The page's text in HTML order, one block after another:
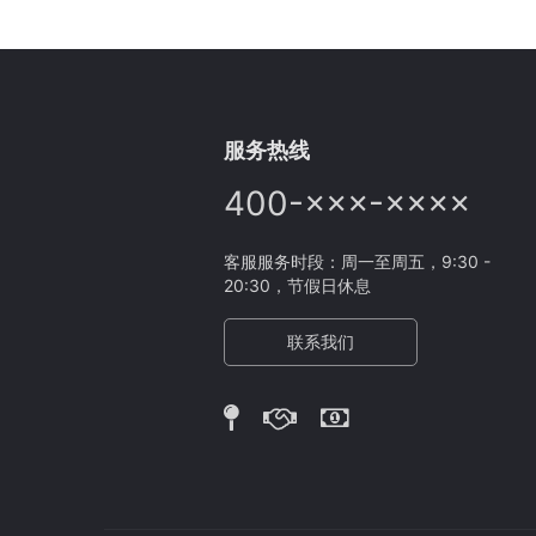
服务热线
400-×××-××××
客服服务时段：周一至周五，9:30 -
20:30，节假日休息
联系我们